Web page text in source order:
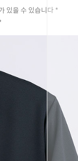
있을 수 있습니다 *